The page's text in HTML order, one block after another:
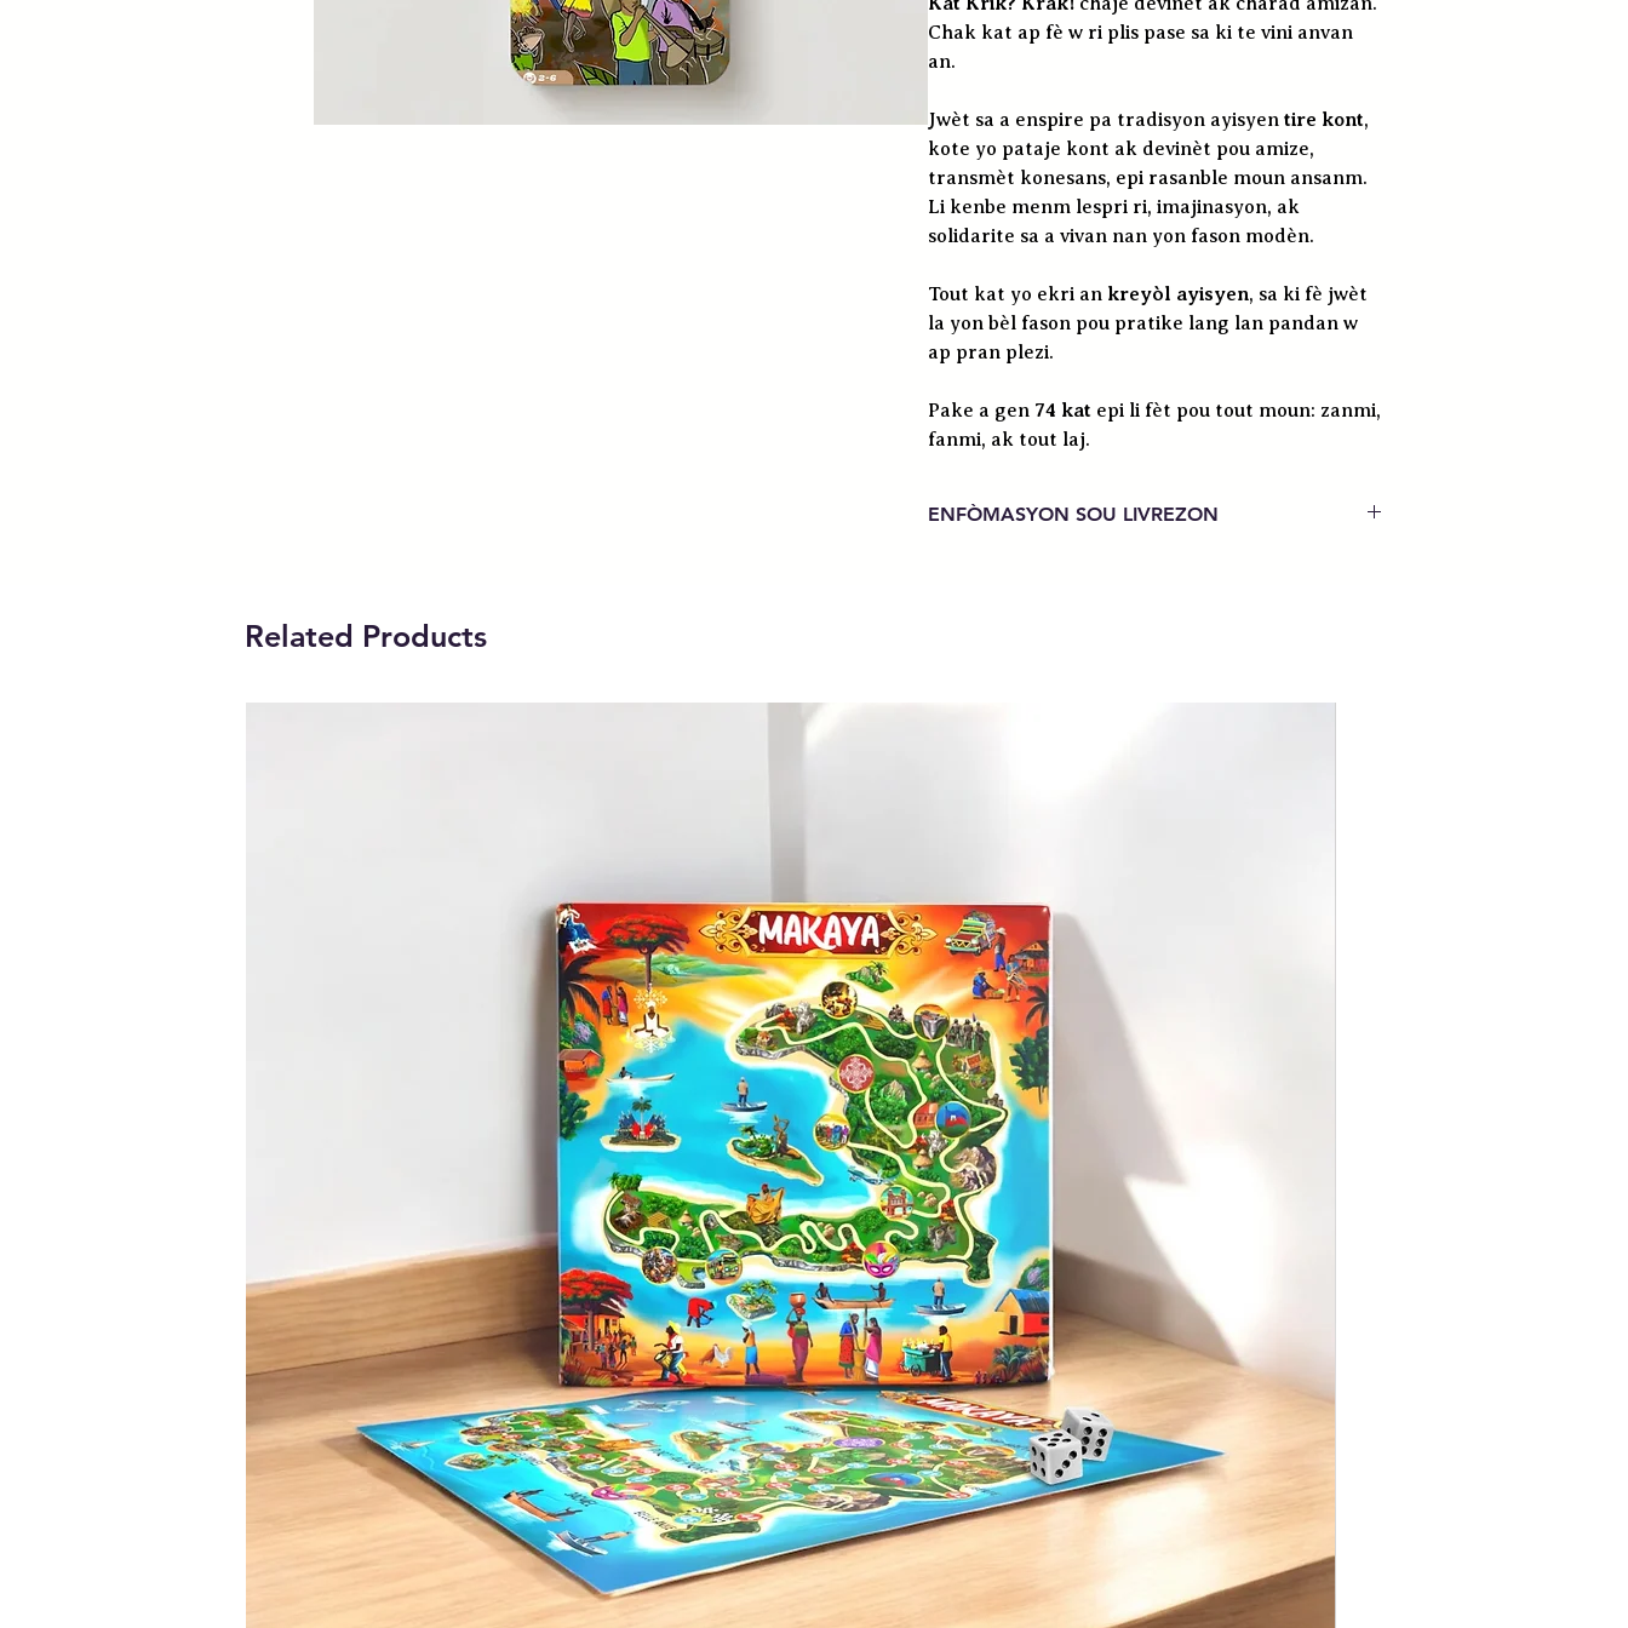
Chak kat ap fè w ri plis pase sa ki te vini anvan
an.
Jwèt sa a enspire pa tradisyon ayisyen tire kont,
kote yo pataje kont ak devinèt pou amize,
transmèt konesans, epi rasanble moun ansanm.
Li kenbe menm lespri ri, imajinasyon, ak
solidarite sa a vivan nan yon fason modèn.
Tout kat yo ekri an kreyòl ayisyen, sa ki fè jwèt
la yon bèl fason pou pratike lang lan pandan w
ap pran plezi.
Pake a gen 74 kat epi li fèt pou tout moun: zanmi,
fanmi, ak tout laj.
ENFÒMASYON SOU LIVREZON
Related Products